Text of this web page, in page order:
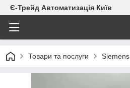
Є-Трейд Автоматизація Київ
Товари та послуги Siemens